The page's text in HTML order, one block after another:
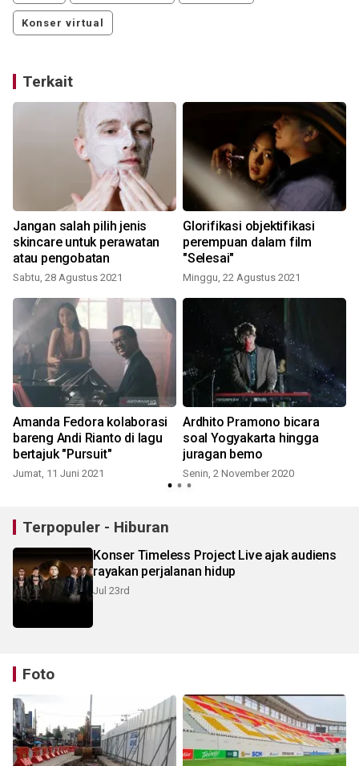
Konser virtual
Terkait
Jangan salah pilih jenis
skincare untuk perawatan
atau pengobatan
Sabtu, 28 Agustus 2021
Glorifikasi objektifikasi
perempuan dalam film
"Selesai"
Minggu, 22 Agustus 2021
Amanda Fedora kolaborasi
bareng Andi Rianto di lagu
bertajuk "Pursuit"
Jumat, 11 Juni 2021
Ardhito Pramono bicara
soal Yogyakarta hingga
juragan bemo
Senin, 2 November 2020
Terpopuler - Hiburan
Konser Timeless Project Live ajak audiens
rayakan perjalanan hidup
Jul 23rd
Foto